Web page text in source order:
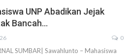
UNP Abadikan Jejak
Bancah…
0
SUMBAR| Sawahlunto – Mahasiswa